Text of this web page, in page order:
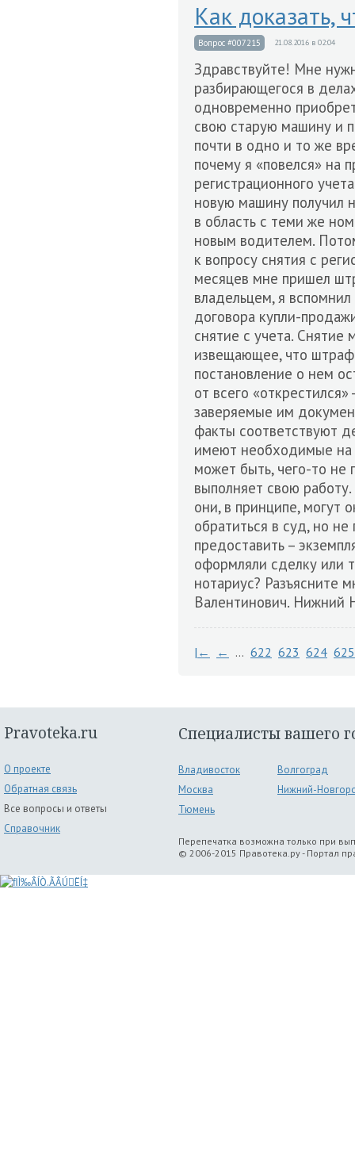
Как доказать,
Вопрос #007215 21.08.2016 в 02:04
Здравствуйте! Мне
разбирающегося в
одновременно
свою старую машину и
почти в одно и то же
почему я «повелся» на
регистрационного
новую машину получил
в область с теми же
новым водителем.
к вопросу снятия с
месяцев мне пришел
владельцем, я
договора купли-
снятие с учета. Снятие
извещающее, что
постановление о нем
от всего
заверяемые им
факты соответствуют
имеют необходимые на
может быть, чего-то
выполняет свою
они, в принципе, могут
обратиться в суд, но
предоставить –
оформляли сделку или
нотариус? Разъясните
Валентинович. Нижний
|← ← … 622 623 624 625
Pravoteka.ru
О проекте
Обратная связь
Все вопросы и ответы
Справочник
Специалисты вашего
Владивосток
Волгоград
Москва
Нижний-
Тюмень
Перепечатка возможна только при
© 2006-2015 Правотека.ру - Портал